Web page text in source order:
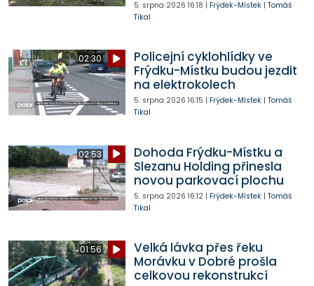
5. srpna 2026 16:18 | Frýdek-Místek| Tomáš
Tikal
02:30
Policejní cyklohlídky ve
Frýdku-Místku budou jezdit
na elektrokolech
5. srpna 2026 16:15 | Frýdek-Místek| Tomáš
Tikal
02:53
Dohoda Frýdku-Místku a
Slezanu Holding přinesla
novou parkovací plochu
5. srpna 2026 16:12| Frýdek-Místek| Tomáš
Tikal
01:56
Velká lávka přes řeku
Morávku v Dobré prošla
celkovou rekonstrukcí